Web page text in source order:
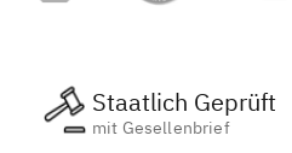
Staatlich Geprüft
mit Gesellenbrief